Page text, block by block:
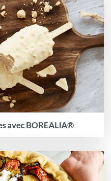
avec BOREALIA®